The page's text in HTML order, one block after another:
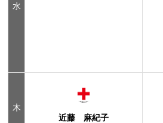
水
木
近藤 麻紀子